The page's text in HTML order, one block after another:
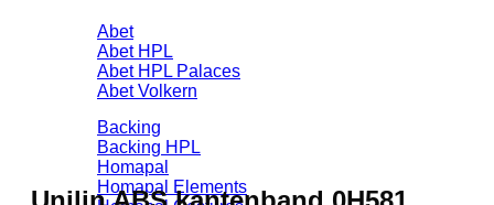
Abet
Abet HPL
Abet HPL Palaces
Abet Volkern
Backing
Backing HPL
Homapal
Homapal Elements